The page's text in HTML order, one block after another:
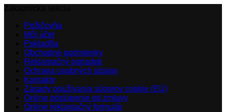
Požičovňa
Môj účet
Pokladňa
Obchodné podmienky
Reklamačný poriadok
Ochrana osobných údajov
Kontakty
Zásady používania súborov cookie (EÚ)
Online odstúpenie od zmluvy
Online reklamačný formulár